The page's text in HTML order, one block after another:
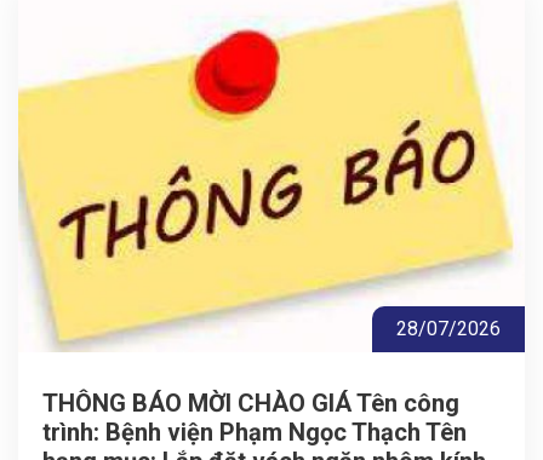
28/07/2026
THÔNG BÁO MỜI CHÀO GIÁ Tên công
trình: Bệnh viện Phạm Ngọc Thạch Tên